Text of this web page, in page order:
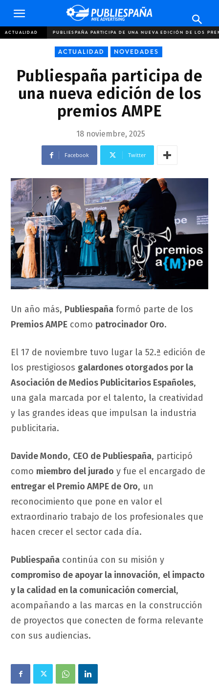
Publiespaña
ACTUALIDAD PUBLIESPAÑA PARTICIPA DE UNA NUEVA EDICIÓN DE LOS
ACTUALIDAD NOVEDADES
Publiespaña participa de
una nueva edición de los
premios AMPE
18 noviembre, 2025
Facebook Twitter
Un año más, Publiespaña formó parte de los
Premios AMPE como patrocinador Oro.
El 17 de noviembre tuvo lugar la 52.ª edición de
los prestigiosos galardones otorgados por la
Asociación de Medios Publicitarios Españoles,
una gala marcada por el talento, la creatividad
y las grandes ideas que impulsan la industria
publicitaria.
Davide Mondo, CEO de Publiespaña, participó
como miembro del jurado y fue el encargado de
entregar el Premio AMPE de Oro, un
reconocimiento que pone en valor el
extraordinario trabajo de los profesionales que
hacen crecer el sector cada día.
Publiespaña continúa con su misión y
compromiso de apoyar la innovación, el impacto
y la calidad en la comunicación comercial,
acompañando a las marcas en la construcción
de proyectos que conecten de forma relevante
con sus audiencias.